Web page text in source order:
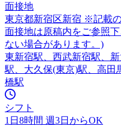
面接地
東京都新宿区新宿 ※記載
面接地は原稿内をご参照
ない場合があります。)
東新宿駅、西武新宿駅、
駅、大久保(東京)駅、高田
橋駅
シフト
1日8時間 週3日からOK